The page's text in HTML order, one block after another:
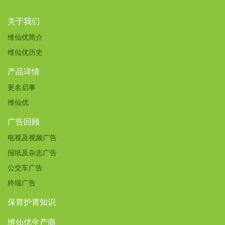
关于我们
维仙优简介
维仙优历史
产品详情
更名启事
维仙优
广告回顾
电视及视频广告
报纸及杂志广告
公交车广告
終端广告
保胃护胃知识
维仙优生产商